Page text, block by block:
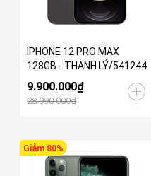
IPHONE 12 PRO MAX
128GB - THANH LÝ/541244
9.900.000₫
28.990.000₫
Giảm 80%